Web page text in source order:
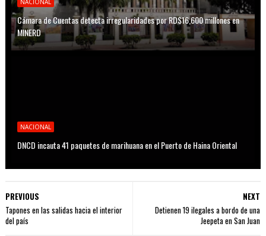
NACIONAL
Cámara de Cuentas detecta irregularidades por RD$16,600 millones en
MINERD
NACIONAL
DNCD incauta 41 paquetes de marihuana en el Puerto de Haina Oriental
NEXT
Detienen 19 ilegales a bordo de una
Jeepeta en San Juan
PREVIOUS
Tapones en las salidas hacia el interior
del país